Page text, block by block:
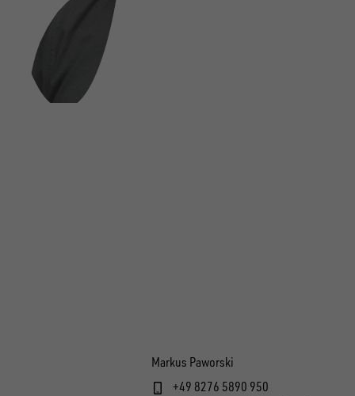
Markus Paworski
+49 8276 5890 950